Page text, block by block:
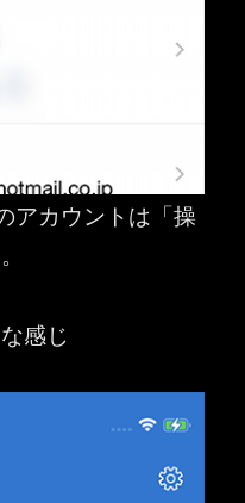
アカウントは「操
感じ